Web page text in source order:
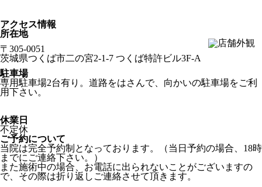
アクセス情報
所在地
〒305-0051
茨城県つくば市二の宮2-1-7 つくば特許ビル3F-A
駐車場
専用駐車場2台有り。道路をはさんで、向かいの駐車場をご利
用下さい。
休業日
不定休
ご予約について
当院は完全予約制となっております。（当日予約の場合、18時
までにご連絡下さい。）
また施術中の場合、お電話に出られないことがございますの
で、その際は折り返しご連絡させて頂きます。